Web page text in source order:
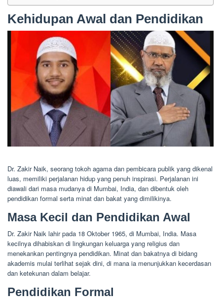
Kehidupan Awal dan Pendidikan
Dr. Zakir Naik, seorang tokoh agama dan pembicara publik yang dikenal
luas, memiliki perjalanan hidup yang penuh inspirasi. Perjalanan ini
diawali dari masa mudanya di Mumbai, India, dan dibentuk oleh
pendidikan formal serta minat dan bakat yang dimilikinya.
Masa Kecil dan Pendidikan Awal
Dr. Zakir Naik lahir pada 18 Oktober 1965, di Mumbai, India. Masa
kecilnya dihabiskan di lingkungan keluarga yang religius dan
menekankan pentingnya pendidikan. Minat dan bakatnya di bidang
akademis mulai terlihat sejak dini, di mana ia menunjukkan kecerdasan
dan ketekunan dalam belajar.
Pendidikan Formal